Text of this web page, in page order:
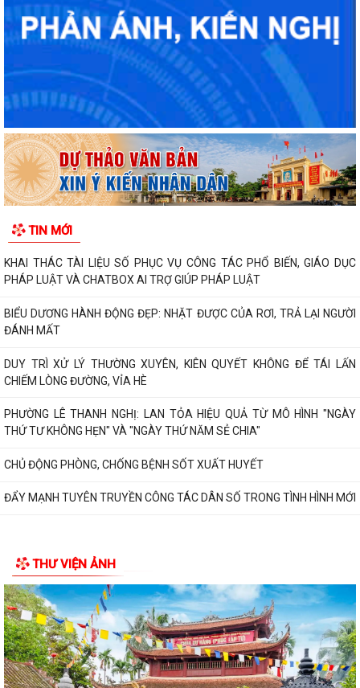
TIN MỚI
KHAI THÁC TÀI LIỆU SỐ PHỤC VỤ CÔNG TÁC PHỔ BIẾN, GIÁO DỤC
PHÁP LUẬT VÀ CHATBOX AI TRỢ GIÚP PHÁP LUẬT
BIỂU DƯƠNG HÀNH ĐỘNG ĐẸP: NHẶT ĐƯỢC CỦA RƠI, TRẢ LẠI NGƯỜI
ĐÁNH MẤT
DUY TRÌ XỬ LÝ THƯỜNG XUYÊN, KIÊN QUYẾT KHÔNG ĐỂ TÁI LẤN
CHIẾM LÒNG ĐƯỜNG, VỈA HÈ
PHƯỜNG LÊ THANH NGHỊ: LAN TỎA HIỆU QUẢ TỪ MÔ HÌNH "NGÀY
THỨ TƯ KHÔNG HẸN" VÀ "NGÀY THỨ NĂM SẺ CHIA"
CHỦ ĐỘNG PHÒNG, CHỐNG BỆNH SỐT XUẤT HUYẾT
ĐẨY MẠNH TUYÊN TRUYỀN CÔNG TÁC DÂN SỐ TRONG TÌNH HÌNH MỚI
THƯ VIỆN ẢNH